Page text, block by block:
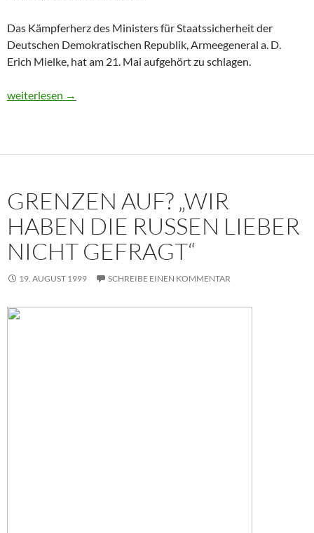
Das Kämpferherz des Ministers für Staatssicherheit der
Deutschen Demokratischen Republik, Armeegeneral a. D.
Erich Mielke, hat am 21. Mai aufgehört zu schlagen.
Historisches Dokument: Die Trauerrede für Erich Mielke (1907-
weiterlesen →
GRENZEN AUF? „WIR
HABEN DIE RUSSEN LIEBER
NICHT GEFRAGT“
19. AUGUST 1999 SCHREIBE EINEN KOMMENTAR